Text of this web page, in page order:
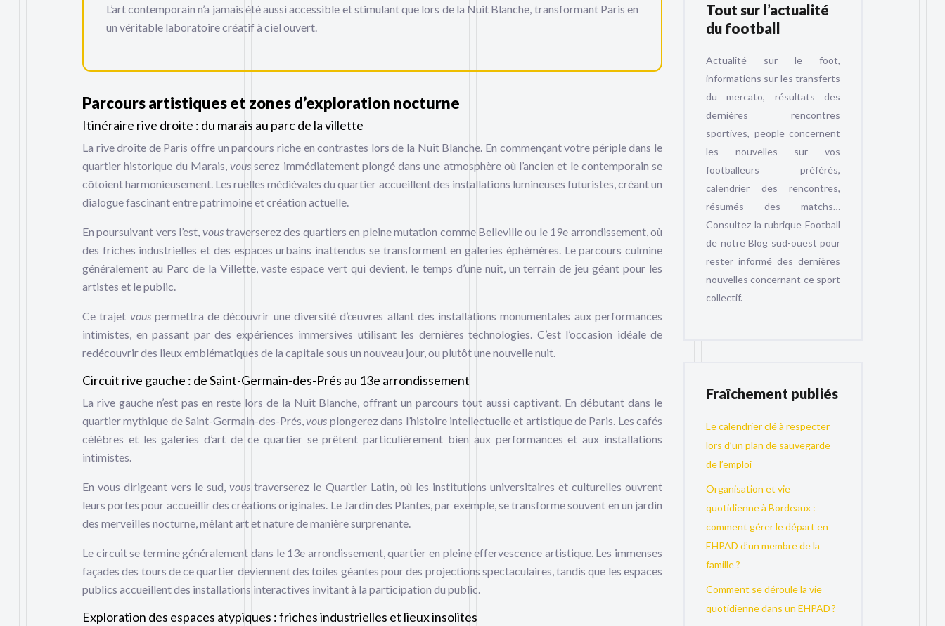
L’art contemporain n’a jamais été aussi accessible et stimulant que lors de la Nuit Blanche, transformant Paris en
un véritable laboratoire créatif à ciel ouvert.
Parcours artistiques et zones d’exploration nocturne
Itinéraire rive droite : du marais au parc de la villette
La rive droite de Paris offre un parcours riche en contrastes lors de la Nuit Blanche. En commençant votre périple dans le
quartier historique du Marais, vousserez immédiatement plongé dans une atmosphère où l’ancien et le contemporain se
côtoient harmonieusement. Les ruelles médiévales du quartier accueillent des installations lumineuses futuristes, créant un
dialogue fascinant entre patrimoine et création actuelle.
En poursuivant vers l’est, voustraverserez des quartiers en pleine mutation comme Belleville ou le 19e arrondissement, où
des friches industrielles et des espaces urbains inattendus se transforment en galeries éphémères. Le parcours culmine
généralement au Parc de la Villette, vaste espace vert qui devient, le temps d’une nuit, un terrain de jeu géant pour les
artistes et le public.
Ce trajet vous permettra de découvrir une diversité d’œuvres allant des installations monumentales aux performances
intimistes, en passant par des expériences immersives utilisant les dernières technologies. C’est l’occasion idéale de
redécouvrir des lieux emblématiques de la capitale sous un nouveau jour, ou plutôt une nouvelle nuit.
Circuit rive gauche : de Saint-Germain-des-Prés au 13e arrondissement
La rive gauche n’est pas en reste lors de la Nuit Blanche, offrant un parcours tout aussi captivant. En débutant dans le
quartier mythique de Saint-Germain-des-Prés,vous plongerez dans l’histoire intellectuelle et artistique de Paris. Les cafés
célèbres et les galeries d’art de ce quartier se prêtent particulièrement bien aux performances et aux installations
intimistes.
En vous dirigeant vers le sud,voustraverserez le Quartier Latin, où les institutions universitaires et culturelles ouvrent
leurs portes pour accueillir des créations originales. Le Jardin des Plantes, par exemple, se transforme souvent en un jardin
des merveilles nocturne, mêlant art et nature de manière surprenante.
Le circuit se termine généralement dans le 13e arrondissement, quartier en pleine effervescence artistique. Les immenses
façades des tours de ce quartier deviennent des toiles géantes pour des projections spectaculaires, tandis que les espaces
publics accueillent des installations interactives invitant à la participation du public.
Exploration des espaces atypiques : friches industrielles et lieux insolites
Tout sur l’actualité
du football
Actualité sur le foot,
informations sur les transferts
du mercato, résultats des
dernières rencontres
sportives, people concernent
les nouvelles sur vos
footballeurs préférés,
calendrier des rencontres,
résumés des matchs…
Consultez la rubrique Football
de notre Blog sud-ouest pour
rester informé des dernières
nouvelles concernant ce sport
collectif.
Fraîchement publiés
Le calendrier clé à respecter
lors d’un plan de sauvegarde
de l’emploi
Organisation et vie
quotidienne à Bordeaux :
comment gérer le départ en
EHPAD d’un membre de la
famille ?
Comment se déroule la vie
quotidienne dans un EHPAD ?